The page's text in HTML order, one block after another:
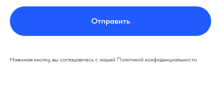
Отправить
Нажимая кнопку, вы соглашаетесь с нашей Политикой конфиденциальности